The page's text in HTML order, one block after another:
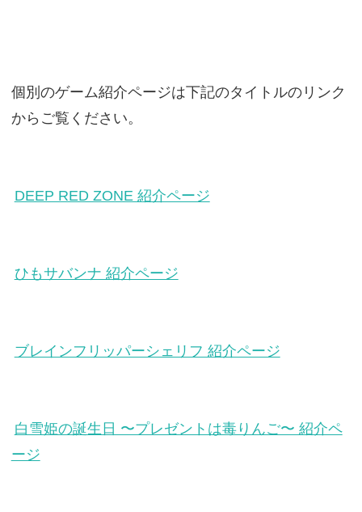
個別のゲーム紹介ページは下記のタイトルのリンク
からご覧ください。
DEEP RED ZONE 紹介ページ
ひもサバンナ 紹介ページ
ブレインフリッパーシェリフ 紹介ページ
白雪姫の誕生日 〜プレゼントは毒りんご〜 紹介ペ
ージ